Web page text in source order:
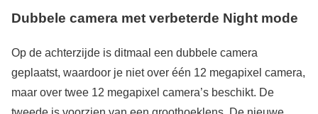
Dubbele camera met verbeterde Night mode
Op de achterzijde is ditmaal een dubbele camera
geplaatst, waardoor je niet over één 12 megapixel camera,
maar over twee 12 megapixel camera’s beschikt. De